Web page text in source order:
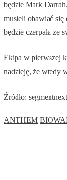
będzie Mark
musieli obawiać się
będzie czerpała ze
Ekipa w pierwszej
nadzieję, że wtedy
Źródło: segmentnext
ANTHEM